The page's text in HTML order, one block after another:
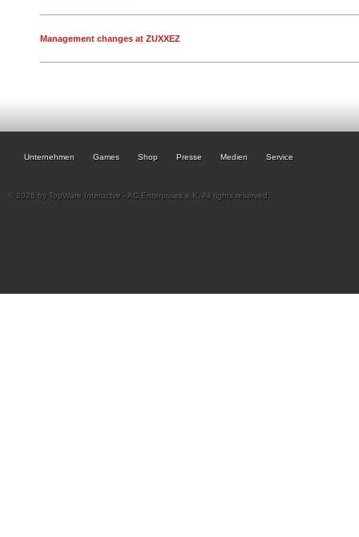
Management changes at ZUXXEZ
Unternehmen Games Shop Presse Medien Service
© 2026 by TopWare Interactve - AC Enterprises e.K. All rights reserved.